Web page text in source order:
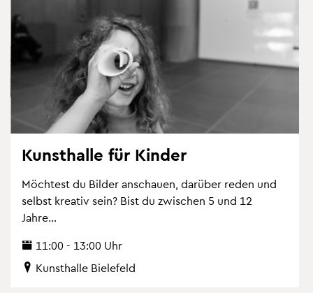
Kunst­hal­le für Kin­der
Möch­test du Bil­der an­schau­en, dar­über reden und
selbst krea­tiv sein? Bist du zwi­schen 5 und 12
Jahre...
11:00 - 13:00 Uhr
Kunst­hal­le Bie­le­feld